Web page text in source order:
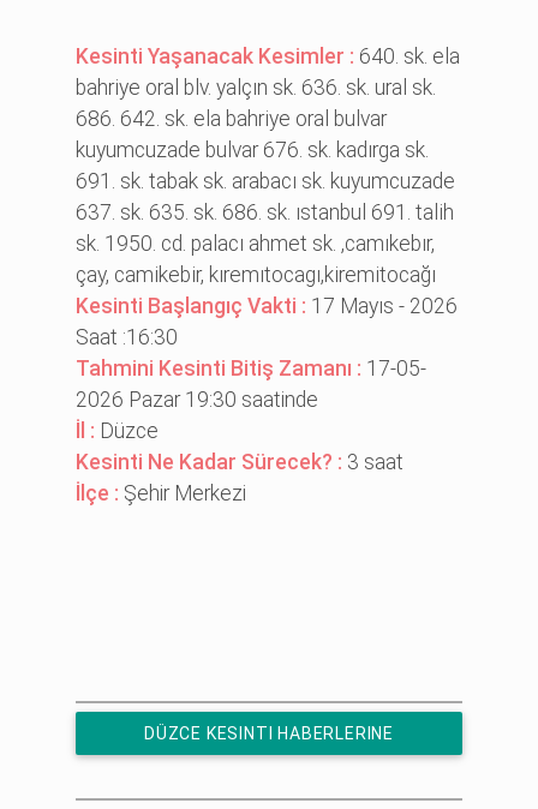
Kesinti Yaşanacak Kesimler : 640. sk. ela
bahri̇ye oral blv. yalçın sk. 636. sk. ural sk.
686. 642. sk. ela bahri̇ye oral bulvar
kuyumcuzade bulvar 676. sk. kadırga sk.
691. sk. tabak sk. arabacı sk. kuyumcuzade
637. sk. 635. sk. 686. sk. ıstanbul 691. tali̇h
sk. 1950. cd. palacı ahmet sk. ,camıkebır,
çay, cami̇kebi̇r, kıremıtocagı,ki̇remi̇tocağı
Kesinti Başlangıç Vakti : 17 Mayıs - 2026
Saat :16:30
Tahmini Kesinti Bitiş Zamanı : 17-05-
2026 Pazar 19:30 saatinde
İl : Düzce
Kesinti Ne Kadar Sürecek? : 3 saat
İlçe : Şehir Merkezi
DÜZCE KESINTI HABERLERINE